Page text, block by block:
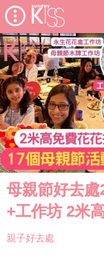
母親節好去
+工作坊 2米
親子好去處